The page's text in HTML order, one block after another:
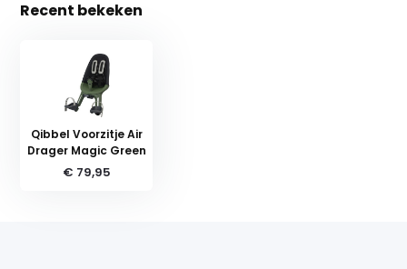
Recent bekeken
Qibbel Voorzitje Air
Drager Magic Green
€ 79,95